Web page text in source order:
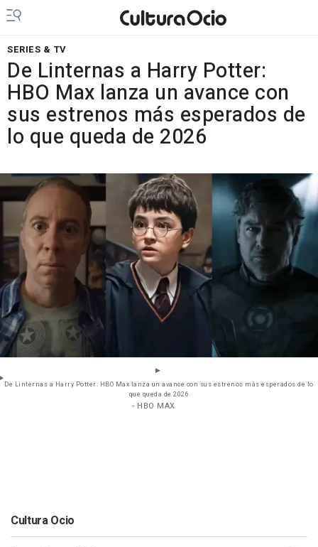
SERIES & TV
De Linternas a Harry Potter:
HBO Max lanza un avance con
sus estrenos más esperados de
lo que queda de 2026
De Linternas a Harry Potter: HBO Max lanza un avance con sus estrenos más esperados de lo
que queda de 2026
- HBO MAX
Cultura Ocio